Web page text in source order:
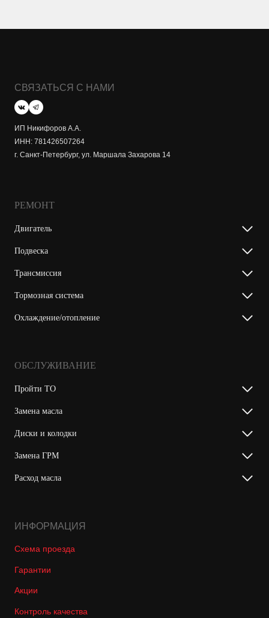
СВЯЗАТЬСЯ С НАМИ
ИП Никифоров А.А.
ИНН: 781426507264
г. Санкт-Петербург, ул. Маршала Захарова 14
РЕМОНТ
Двигатель
Подвеска
Трансмиссия
Тормозная система
Охлаждение/отопление
ОБСЛУЖИВАНИЕ
Пройти ТО
Замена масла
Диски и колодки
Замена ГРМ
Расход масла
ИНФОРМАЦИЯ
Схема проезда
Гарантии
Акции
Контроль качества